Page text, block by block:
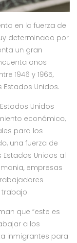
en la fuerza de
determinado por
un gran
años
1946 y 1965,
Unidos.
Unidos
económico,
para los
una fuerza de
Unidos al
empresas
que “este es
a los
inmigrantes para